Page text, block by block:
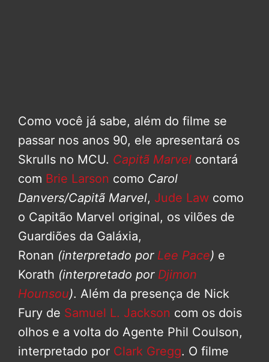
Como você já sabe, além do filme se
passar nos anos 90, ele apresentará os
Skrulls no MCU. Capitã Marvel contará
com Brie Larson como Carol
Danvers/Capitã Marvel, Jude Law como
o Capitão Marvel original, os vilões de
Guardiões da Galáxia,
Ronan (interpretado por Lee Pace) e
Korath (interpretado por Djimon
Hounsou). Além da presença de Nick
Fury de Samuel L. Jackson com os dois
olhos e a volta do Agente Phil Coulson,
interpretado por Clark Gregg. O filme